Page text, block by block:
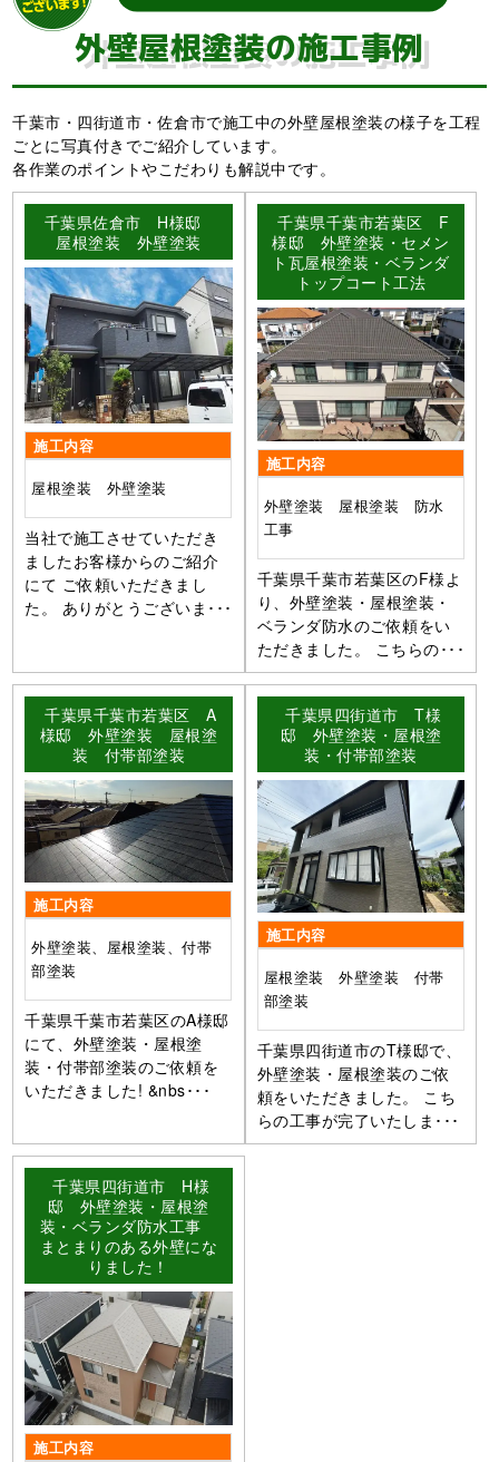
外壁屋根塗装の施工事例
千葉市・四街道市・佐倉市で施工中の外壁屋根塗装の様子を工程
ごとに写真付きでご紹介しています。
各作業のポイントやこだわりも解説中です。
千葉県佐倉市 H様邸
屋根塗装 外壁塗装
施工内容
屋根塗装 外壁塗装
当社で施工させていただき
ましたお客様からのご紹介
にて ご依頼いただきまし
た。 ありがとうございま･･･
千葉県千葉市若葉区 F
様邸 外壁塗装・セメン
ト瓦屋根塗装・ベランダ
トップコート工法
施工内容
外壁塗装 屋根塗装 防水
工事
千葉県千葉市若葉区のF様よ
り、外壁塗装・屋根塗装・
ベランダ防水のご依頼をい
ただきました。 こちらの･･･
千葉県千葉市若葉区 A
様邸 外壁塗装 屋根塗
装 付帯部塗装
施工内容
外壁塗装、屋根塗装、付帯
部塗装
千葉県千葉市若葉区のA様邸
にて、外壁塗装・屋根塗
装・付帯部塗装のご依頼を
いただきました! &nbs･･･
千葉県四街道市 T様
邸 外壁塗装・屋根塗
装・付帯部塗装
施工内容
屋根塗装 外壁塗装 付帯
部塗装
千葉県四街道市のT様邸で、
外壁塗装・屋根塗装のご依
頼をいただきました。 こち
らの工事が完了いたしま･･･
千葉県四街道市 H様
邸 外壁塗装・屋根塗
装・ベランダ防水工事
まとまりのある外壁にな
りました！
施工内容